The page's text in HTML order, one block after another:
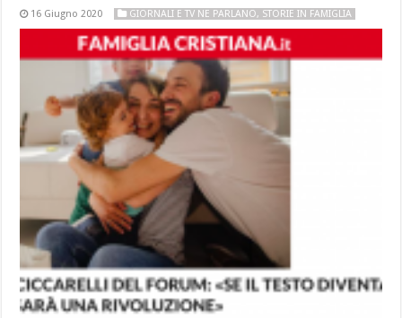
16 Giugno 2020 GIORNALI E TV NE PARLANO, STORIE IN FAMIGLIA